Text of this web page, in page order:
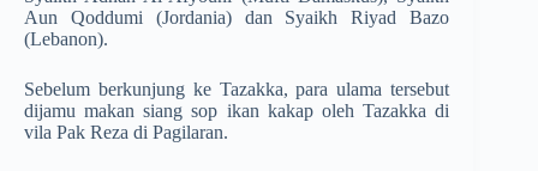
Aun Qoddumi (Jordania) dan Syaikh Riyad Bazo
(Lebanon).
Sebelum berkunjung ke Tazakka, para ulama tersebut
dijamu makan siang sop ikan kakap oleh Tazakka di
vila Pak Reza di Pagilaran.